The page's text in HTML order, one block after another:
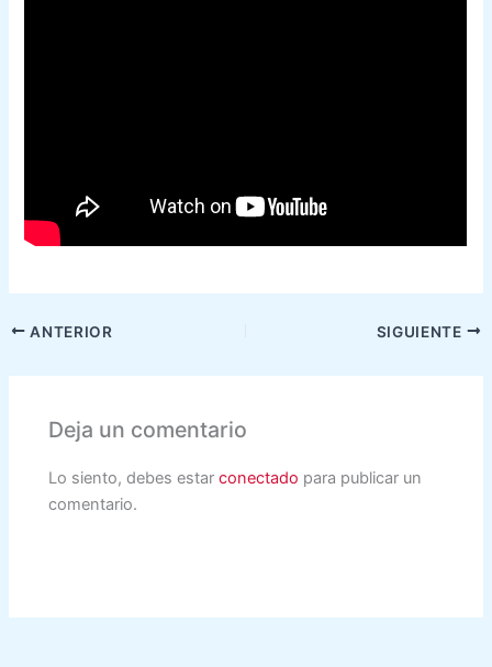
ANTERIOR SIGUIENTE
Deja un comentario
Lo siento, debes estarconectado para publicar un
comentario.